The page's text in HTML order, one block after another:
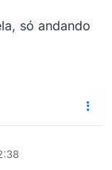
só andando